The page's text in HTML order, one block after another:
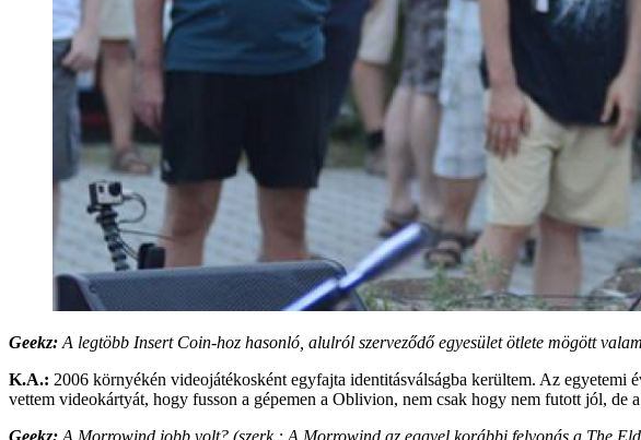
Geekz: A legtöbb Insert Coin-hoz hasonló, alulról szerveződő egyesület ötlete mögött
K.A.: 2006 környékén videojátékosként egyfajta identitásválságba kerültem. Az
vettem videokártyát, hogy fusson a gépemen a Oblivion, nem csak hogy nem futott jól, de
Geekz: A Morrowind jobb volt? (szerk.: A Morrowind az eggyel korábbi felvonás a The